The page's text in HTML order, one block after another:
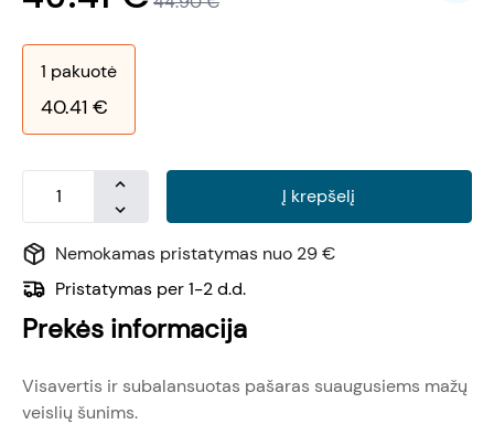
1 pakuotė
40.41 €
Į krepšelį
Nemokamas pristatymas nuo 29 €
Pristatymas per 1-2 d.d.
Prekės informacija
Visavertis ir subalansuotas pašaras suaugusiems mažų
veislių šunims.